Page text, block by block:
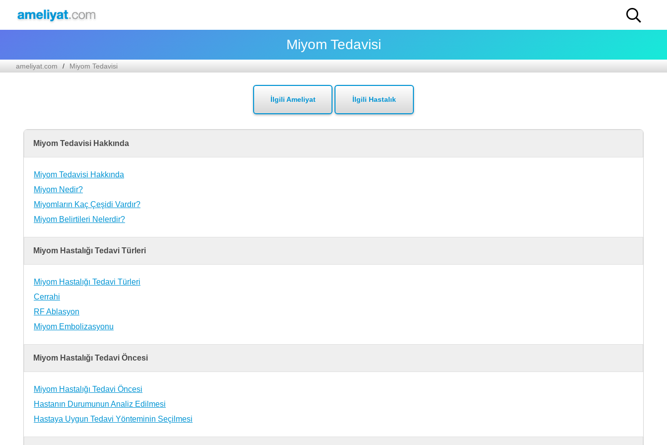
Miyom Tedavisi
ameliyat.com Miyom Tedavisi
İlgili Ameliyat İlgili Hastalık
Miyom Tedavisi Hakkında
Miyom Tedavisi Hakkında
Miyom Nedir?
Miyomların Kaç Çeşidi Vardır?
Miyom Belirtileri Nelerdir?
Miyom Hastalığı Tedavi Türleri
Miyom Hastalığı Tedavi Türleri
Cerrahi
RF Ablasyon
Miyom Embolizasyonu
Miyom Hastalığı Tedavi Öncesi
Miyom Hastalığı Tedavi Öncesi
Hastanın Durumunun Analiz Edilmesi
Hastaya Uygun Tedavi Yönteminin Seçilmesi